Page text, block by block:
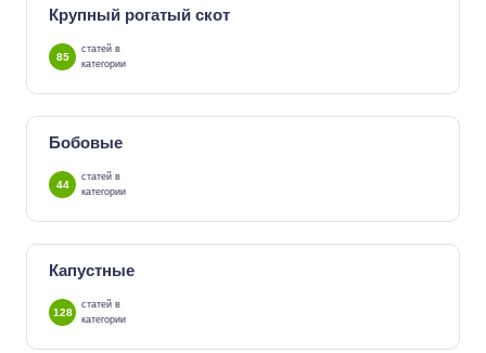
Крупный рогатый скот
85
статей в
категории
Бобовые
44
статей в
категории
Капустные
128
статей в
категории